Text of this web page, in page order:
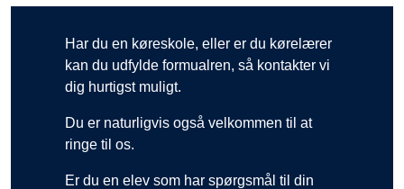
Har du en køreskole, eller er du kørelærer
kan du udfylde formualren, så kontakter vi
dig hurtigst muligt.
Du er naturligvis også velkommen til at
ringe til os.
Er du en elev som har spørgsmål til din